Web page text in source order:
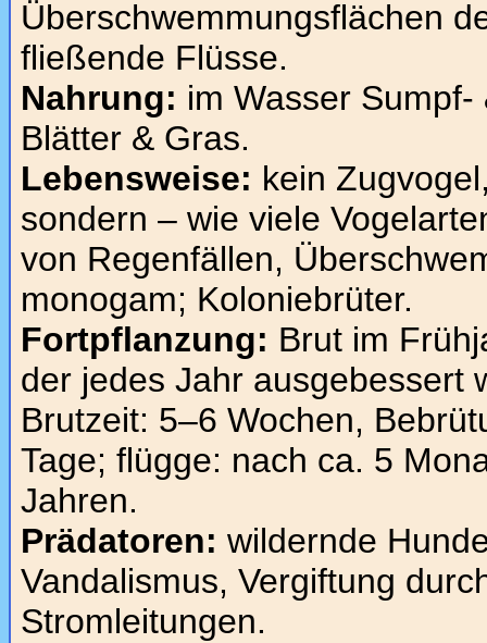
Überschwemmungsflächen
fließende Flüsse.
Nahrung: im Wasser
Blätter & Gras.
Lebensweise: kein
sondern – wie viele
von Regenfällen,
monogam; Koloniebrüter.
Fortpflanzung: Brut im
der jedes Jahr ausgebessert
Brutzeit: 5–6 Wochen,
Tage; flügge: nach ca. 5
Jahren.
Prädatoren: wildernde
Vandalismus, Vergiftung
Stromleitungen.